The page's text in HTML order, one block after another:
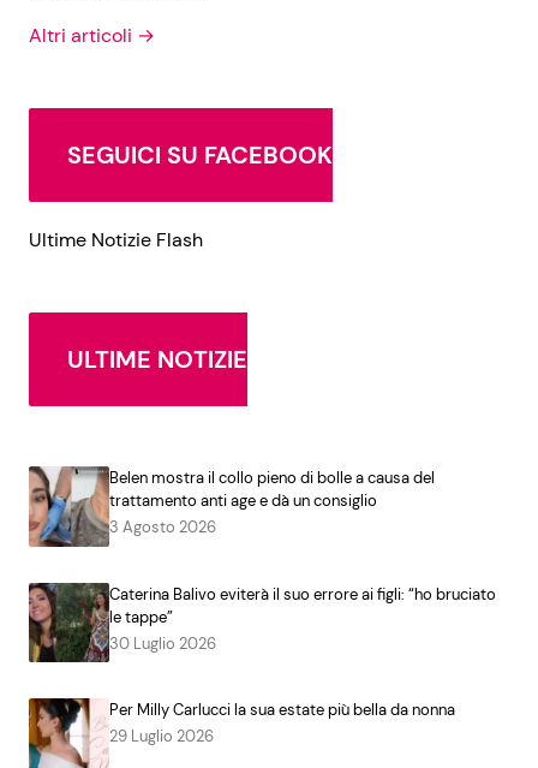
Altri articoli →
SEGUICI SU FACEBOOK
Ultime Notizie Flash
ULTIME NOTIZIE
Belen mostra il collo pieno di bolle a causa del
trattamento anti age e dà un consiglio
3 Agosto 2026
Caterina Balivo eviterà il suo errore ai figli: “ho bruciato
le tappe”
30 Luglio 2026
Per Milly Carlucci la sua estate più bella da nonna
29 Luglio 2026